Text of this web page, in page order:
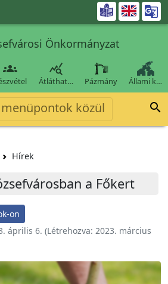

Önkormányzat
 
Átláthat… Pázmány Állami k…
közül 
Hírek
a Főkert
on
április 6. (Létrehozva: 2023. március